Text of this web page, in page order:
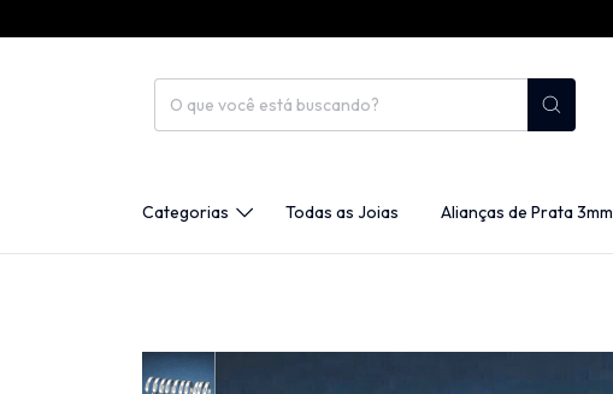
Categorias Todas as Joias Alianças de Prata 3mm